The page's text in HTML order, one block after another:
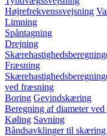
Højrefrekvenssvejsning
Limning
Spåntagning
Drejning
Fræsning
ved fræsning
Boring Gevindskæring
Beregning af diameter
Køling Savning
Båndsavklinger til skæring